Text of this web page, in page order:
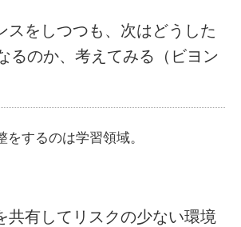
スをしつつも、次はどうした
るのか、考えてみる（ビヨン
するのは学習領域。
共有してリスクの少ない環境